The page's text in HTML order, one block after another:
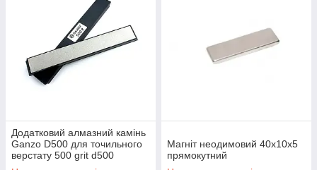
Додатковий алмазний камінь
Ganzo D500 для точильного
верстату 500 grit d500
Магніт неодимовий 40х10x5
прямокутний